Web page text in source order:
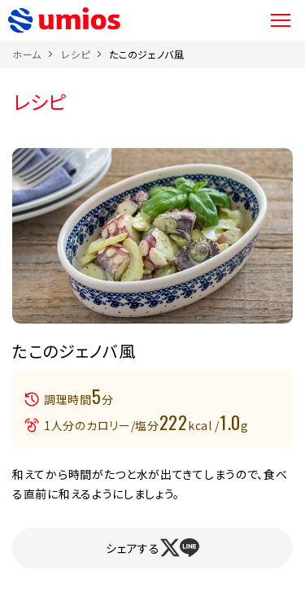
ホーム レシピ たこのジェノバ風
レシピ
たこのジェノバ風
調理時間5分
1人分のカロリー/塩分222kcal /1.0g
和えてから時間がたつと水が出てきてしまうので、食べ
る直前に和えるようにしましょう。
シェアする